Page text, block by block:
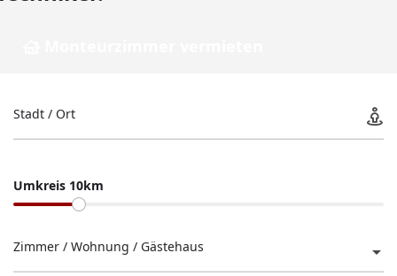
Stadt / Ort
Umkreis 10km
Zimmer / Wohnung / Gästehaus